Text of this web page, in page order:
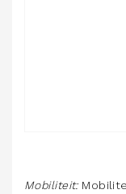
Mobiliteit: